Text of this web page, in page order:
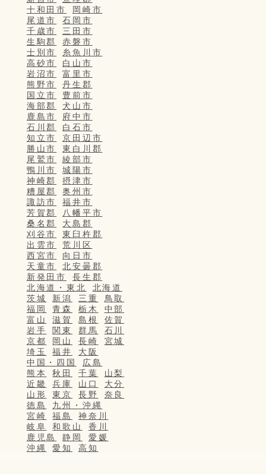
十和田市
岡崎市
尾道市
石岡市
千歳市
三田市
生駒郡
赤磐市
士別市
糸魚川市
高砂市
白山市
岩沼市
富里市
熊野市
丹生郡
国立市
豊前市
海部郡
犬山市
鹿島市
府中市
石川郡
白石市
知立市
京田辺市
勝山市
東白川郡
尾鷲市
綾部市
鴨川市
城陽市
神崎郡
摂津市
糟屋郡
奥州市
諏訪市
福井市
芳賀郡
八幡平市
桑名郡
大島郡
刈谷市
東臼杵郡
出雲市
荒川区
西宮市
向日市
天童市
北安曇郡
新発田市
長生郡
北海道・東北
北海道
茨城
新潟 三重
鳥取
福岡
青森 栃木
中部
富山
滋賀 島根
佐賀
岩手
関東 群馬
石川
京都
岡山 長崎
宮城
埼玉
福井
大阪
中国・四国
広島
熊本
秋田 千葉
山梨
近畿
兵庫 山口
大分
山形
東京 長野
奈良
徳島
九州・沖縄
宮崎
福島
神奈川
岐阜
和歌山
香川
鹿児島
静岡
愛媛
沖縄
愛知 高知